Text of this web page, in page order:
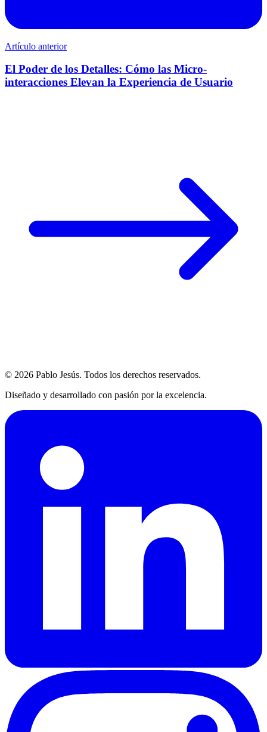
Artículo anterior
El Poder de los Detalles: Cómo las Micro-
interacciones Elevan la Experiencia de Usuario
© 2026 Pablo Jesús. Todos los derechos reservados.
Diseñado y desarrollado con pasión por la excelencia.